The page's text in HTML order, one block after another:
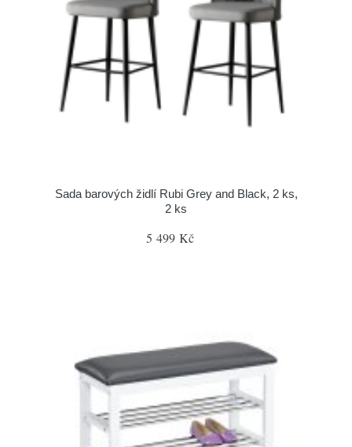
Sada barových židlí Rubi Grey and Black, 2 ks,
2 ks
5 499 Kč